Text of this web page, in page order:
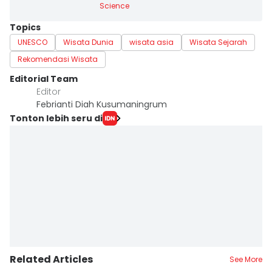
Science
Topics
UNESCO Wisata Dunia wisata asia
Wisata Sejarah
Rekomendasi Wisata
Editorial Team
Editor
Febrianti Diah Kusumaningrum
Tonton lebih seru di
Related Articles See More